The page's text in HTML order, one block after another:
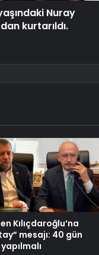
Nuray
kurtarıldı.
Kılıçdaroğlu’na
mesajı: 40 gün